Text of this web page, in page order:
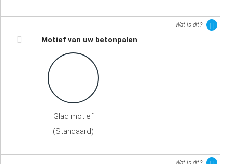
Wat is dit?
Motief van uw betonpalen
Glad motief
(Standaard)